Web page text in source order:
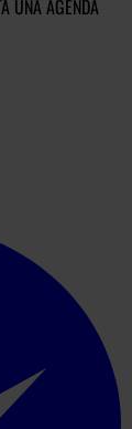
UNA AGENDA